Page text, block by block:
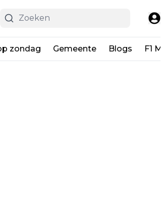
zondag Gemeente Blogs F1